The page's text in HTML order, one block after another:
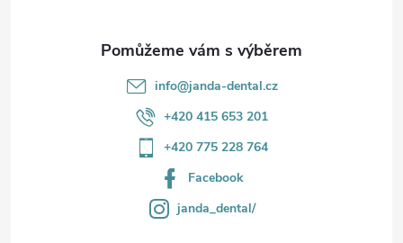
info@janda-dental.cz
+420 415 653 201
+420 775 228 764
Facebook
janda_dental/